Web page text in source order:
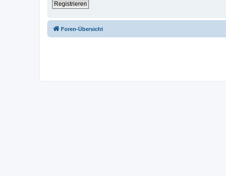
Registrieren
Foren-Übersicht